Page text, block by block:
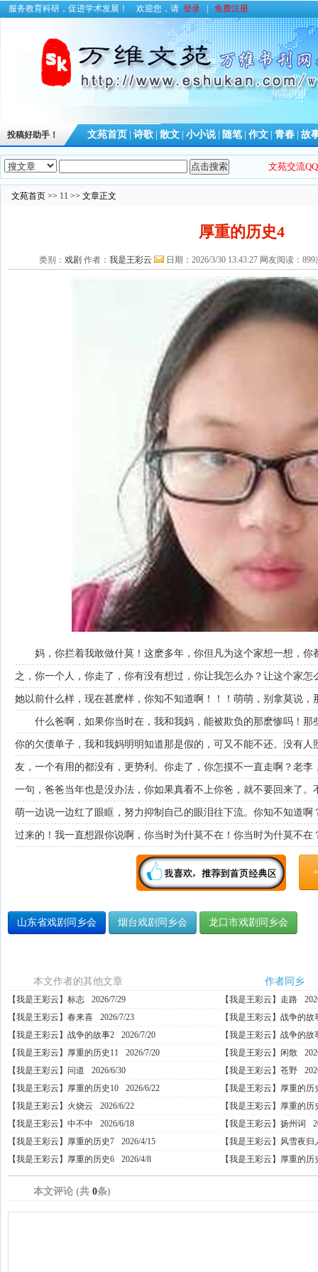
服务教育科研，促进学术发展！ 欢迎您，请 登录 免费注册
投稿好助手！ 文苑首页 诗歌 散文 小小说 随笔 作文 青春 故
文苑交流
文苑首页 >> 11 >> 文章正文
厚重的历史4
类别： 戏剧 作者： 我是王彩云 日期：2026/3/30 13:43:27 网友阅读：
妈，你拦着我敢做什莫！这麽多年，你但凡为这个家想一想，
之，你一个人，你走了，你有没有想过，你让我怎么办？让这个家
她以前什么样，现在甚麽样，你知不知道啊！！！萌萌，别拿莫说，
什么爸啊，如果你当时在，我和我妈，能被欺负的那麽惨吗！
你的欠债单子，我和我妈明明知道那是假的，可又不能不还。没有
友，一个有用的都没有，更势利。你走了，你怎摸不一直走啊？老
一句，爸爸当年也是没办法，你如果真看不上你爸，就不要回来了
萌一边说一边红了眼眶，努力抑制自己的眼泪往下流。你知不知道
过来的！我一直想跟你说啊，你当时为什莫不在！你当时为什莫不在
山东省戏剧同乡会 烟台戏剧同乡会 龙口市戏剧同乡会
本文作者的其他文章 作者同乡
【我是王彩云】标志 2026/7/29 【我是王彩云】走路
【我是王彩云】春来喜
2026/7/23
【我是王彩云】战争的故
【我是王彩云】战争的故事2
2026/7/20
【我是王彩云】战争的故
【我是王彩云】厚重的历史11
2026/7/20 【我是王彩云】闲散
【我是王彩云】问道
2026/6/30 【我是王彩云】苍野
【我是王彩云】厚重的历史10
2026/6/22
【我是王彩云】厚重的历
【我是王彩云】火烧云
2026/6/22
【我是王彩云】厚重的历
【我是王彩云】中不中
2026/6/18 【我是王彩云】扬州词
【我是王彩云】厚重的历史7
2026/4/15
【我是王彩云】风雪夜归
【我是王彩云】厚重的历史6
2026/4/8 【我是王彩云】厚重的历
本文评论 (共 0条)